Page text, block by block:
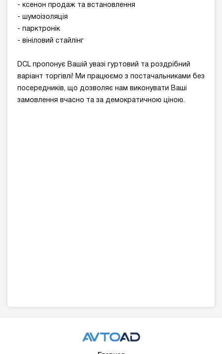
- ксенон продаж та встановлення
- шумоізоляція
- парктронік
- вініловий стайлінг
DCL пропонує Вашій увазі гуртовий та роздрібний
варіант торгівлі! Ми працюємо з постачальниками без
посередників, що дозволяє нам виконувати Ваші
замовлення вчасно та за демократичною ціною.